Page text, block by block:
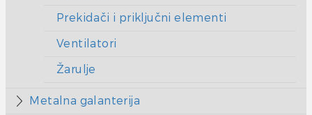
Prekidači i priključni elementi
Ventilatori
Žarulje
Metalna galanterija